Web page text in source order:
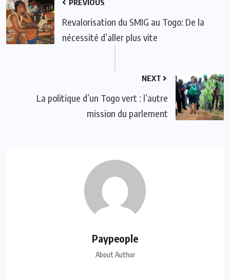
PREVIOUS
Revalorisation du SMIG au Togo: De la
nécessité d’aller plus vite
NEXT
La politique d’un Togo vert : l’autre
mission du parlement
Paypeople
About Author